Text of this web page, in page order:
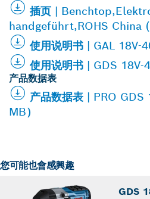
插页 |
handgeführt,ROHS China
使用说明书 | GAL 18V-
使用说明书 | GDS
产品数据表
产品数据表 | PRO
MB）
您可能也會感興趣
GDS